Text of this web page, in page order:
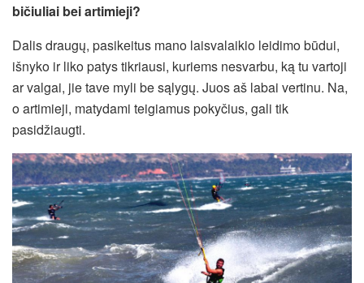
bičiuliai bei artimieji?
Dalis draugų, pasikeitus mano laisvalaikio leidimo būdui,
išnyko ir liko patys tikriausi, kuriems nesvarbu, ką tu vartoji
ar valgai, jie tave myli be sąlygų. Juos aš labai vertinu. Na,
o artimieji, matydami teigiamus pokyčius, gali tik
pasidžiaugti.